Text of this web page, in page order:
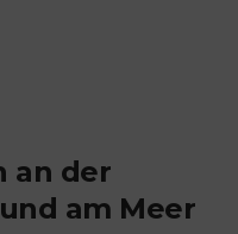
an der
am Meer